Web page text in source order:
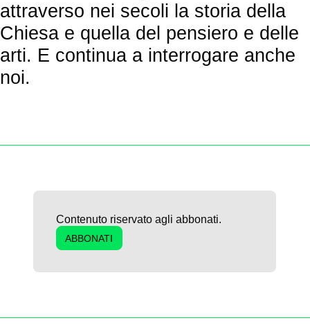
attraverso nei secoli la storia della
Chiesa e quella del pensiero e delle
arti. E continua a interrogare anche
noi.
Contenuto riservato agli abbonati.
ABBONATI